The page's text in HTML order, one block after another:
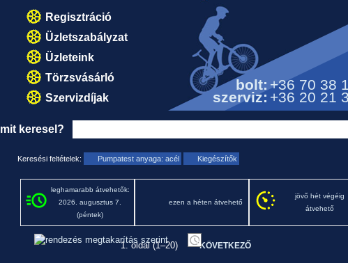
Regisztráció
Üzletszabályzat
Üzleteink
Törzsvásárló
Szervizdíjak
bolt: +36 70 38
szerviz: +36 20 21
mit keresel?
Keresési feltételek: Pumpatest anyaga: acél Kiegészítők
leghamarabb átvehetők:
2026. augusztus 7.
(péntek)
ezen a héten átvehető
jövő hét végéig
átvehető
1. oldal (1–20) KÖVETKEZŐ